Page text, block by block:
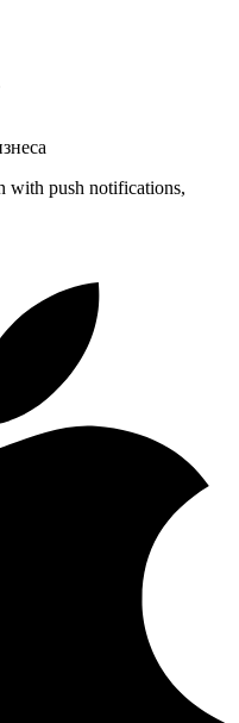
with push notifications,